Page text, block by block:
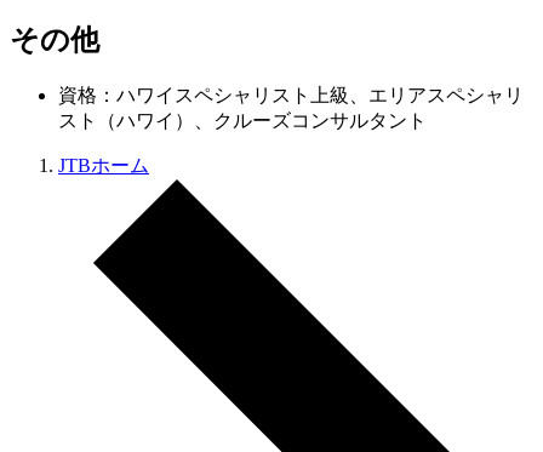
その他
資格：ハワイスペシャリスト上級、エリアスペシャリ
スト（ハワイ）、クルーズコンサルタント
JTBホーム